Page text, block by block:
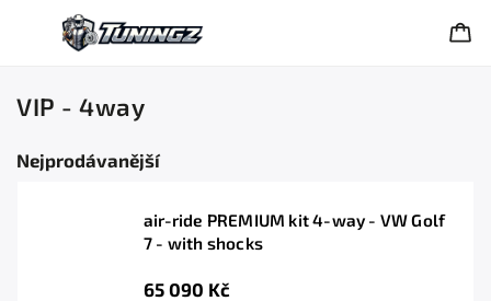
VIP - 4way
Nejprodávanější
air-ride PREMIUM kit 4-way - VW Golf
7 - with shocks
65 090 Kč